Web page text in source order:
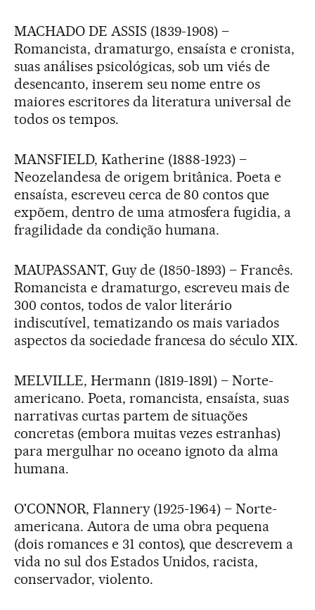
MACHADO DE ASSIS (1839-1908) –
Romancista, dramaturgo, ensaísta e cronista,
suas análises psicológicas, sob um viés de
desencanto, inserem seu nome entre os
maiores escritores da literatura universal de
todos os tempos.
MANSFIELD, Katherine (1888-1923) –
Neozelandesa de origem britânica. Poeta e
ensaísta, escreveu cerca de 80 contos que
expõem, dentro de uma atmosfera fugidia, a
fragilidade da condição humana.
MAUPASSANT, Guy de (1850-1893) – Francês.
Romancista e dramaturgo, escreveu mais de
300 contos, todos de valor literário
indiscutível, tematizando os mais variados
aspectos da sociedade francesa do século XIX.
MELVILLE, Hermann (1819-1891) – Norte-
americano. Poeta, romancista, ensaísta, suas
narrativas curtas partem de situações
concretas (embora muitas vezes estranhas)
para mergulhar no oceano ignoto da alma
humana.
O'CONNOR, Flannery (1925-1964) – Norte-
americana. Autora de uma obra pequena
(dois romances e 31 contos), que descrevem a
vida no sul dos Estados Unidos, racista,
conservador, violento.